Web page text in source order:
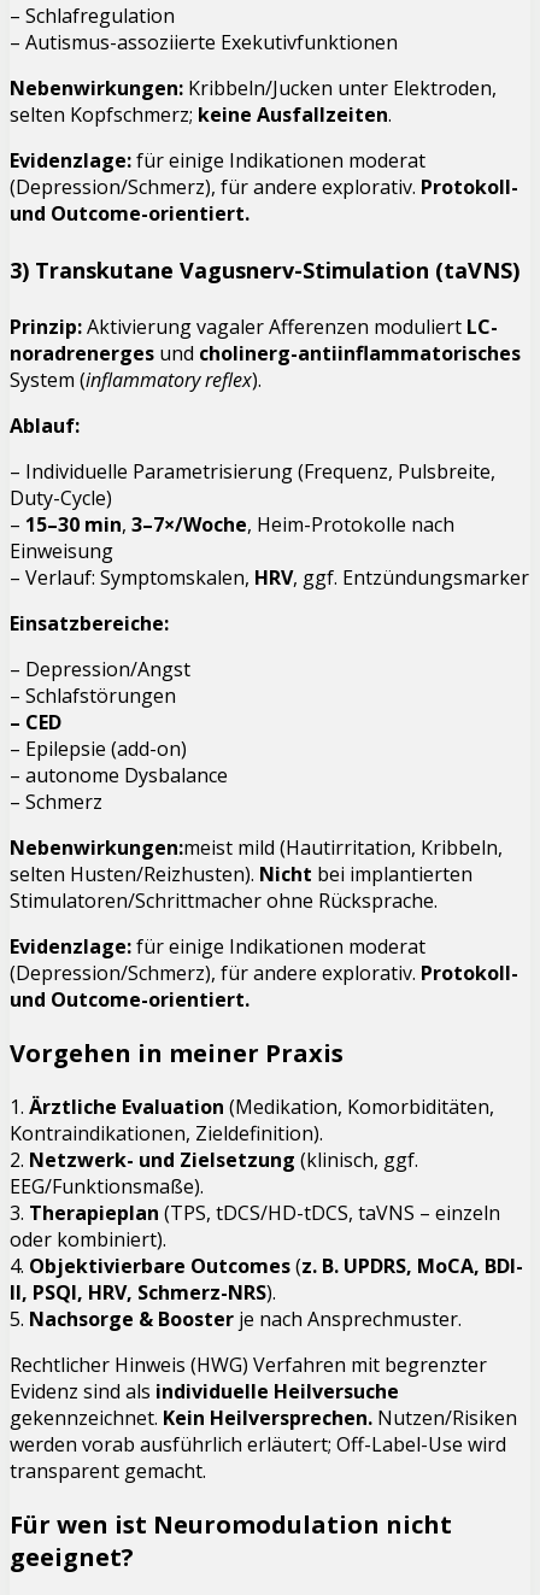
– Schlafregulation
– Autismus-assoziierte Exekutivfunktionen
Nebenwirkungen: Kribbeln/Jucken unter Elektroden,
selten Kopfschmerz; keine Ausfallzeiten.
Evidenzlage:für einige Indikationen moderat
(Depression/Schmerz), für andere explorativ. Protokoll-
und Outcome-orientiert.
3) Transkutane Vagusnerv-Stimulation (taVNS)
Prinzip:Aktivierung vagaler Afferenzen moduliert LC-
noradrenerges und cholinerg-antiinflammatorisches
System (inflammatory reflex).
Ablauf:
– Individuelle Parametrisierung (Frequenz, Pulsbreite,
Duty-Cycle)
– 15–30 min, 3–7×/Woche, Heim-Protokolle nach
Einweisung
– Verlauf: Symptomskalen, HRV, ggf. Entzündungsmarker
Einsatzbereiche:
– Depression/Angst
– Schlafstörungen
– CED
– Epilepsie (add-on)
– autonome Dysbalance
– Schmerz
Nebenwirkungen:meist mild (Hautirritation, Kribbeln,
selten Husten/Reizhusten). Nicht bei implantierten
Stimulatoren/Schrittmacher ohne Rücksprache.
Evidenzlage:für einige Indikationen moderat
(Depression/Schmerz), für andere explorativ. Protokoll-
und Outcome-orientiert.
Vorgehen in meiner Praxis
1. Ärztliche Evaluation (Medikation, Komorbiditäten,
Kontraindikationen, Zieldefinition).
2. Netzwerk- und Zielsetzung (klinisch, ggf.
EEG/Funktionsmaße).
3. Therapieplan (TPS, tDCS/HD-tDCS, taVNS – einzeln
oder kombiniert).
4. Objektivierbare Outcomes(z. B. UPDRS, MoCA, BDI-
II, PSQI, HRV, Schmerz-NRS).
5. Nachsorge & Booster je nach Ansprechmuster.
Rechtlicher Hinweis (HWG) Verfahren mit begrenzter
Evidenz sind als individuelle Heilversuche
gekennzeichnet. Kein Heilversprechen. Nutzen/Risiken
werden vorab ausführlich erläutert; Off-Label-Use wird
transparent gemacht.
Für wen ist Neuromodulation nicht
geeignet?